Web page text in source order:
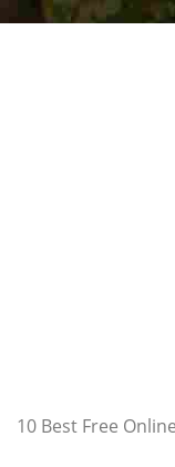
10 Best Free